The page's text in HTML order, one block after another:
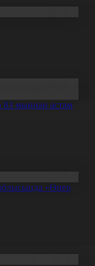
мыңнан астам
«Өнер